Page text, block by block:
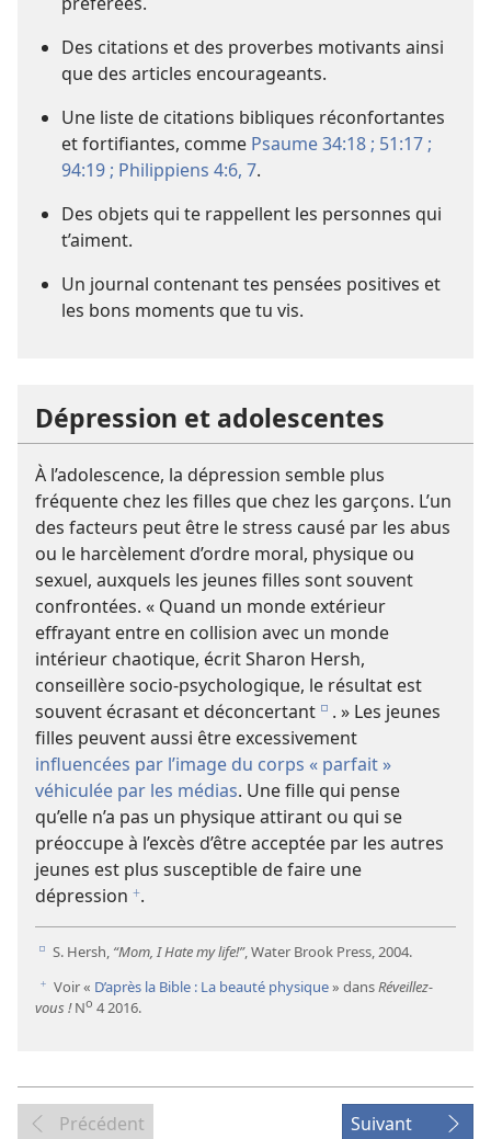
Des citations et des proverbes motivants ainsi
que des articles encourageants.
Une liste de citations bibliques réconfortantes
et fortifiantes, comme Psaume 34:18 ; 51:17 ;
94:19 ; Philippiens 4:6, 7.
Des objets qui te rappellent les personnes qui
t’aiment.
Un journal contenant tes pensées positives et
les bons moments que tu vis.
Dépression et adolescentes
À l’adolescence, la dépression semble plus
fréquente chez les filles que chez les garçons. L’un
des facteurs peut être le stress causé par les abus
ou le harcèlement d’ordre moral, physique ou
sexuel, auxquels les jeunes filles sont souvent
confrontées. « Quand un monde extérieur
effrayant entre en collision avec un monde
intérieur chaotique, écrit Sharon Hersh,
conseillère socio-psychologique, le résultat est
souvent écrasant et déconcertant e . » Les jeunes
filles peuvent aussi être excessivement
influencées par l’image du corps « parfait »
véhiculée par les médias. Une fille qui pense
qu’elle n’a pas un physique attirant ou qui se
préoccupe à l’excès d’être acceptée par les autres
jeunes est plus susceptible de faire une
dépression f.
e S. Hersh, “Mom, I Hate my life!”, Water Brook Press, 2004.
f Voir « D’après la Bible : La beauté physique» dansRéveillez-
vous !No 4 2016.
Précédent Suivant